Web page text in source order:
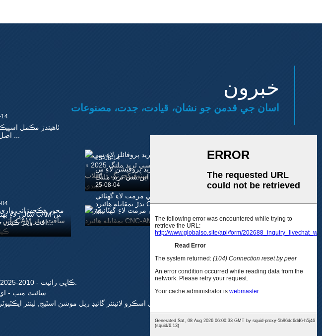
خبرون
اسان جي قدمن جو نشان، قيادت، جدت، مصنوعات
ٺاهيندڙ مڪمل
25-08-14
ڪسٽم ٿريڊ پروفيشن لاءِ س
سي اين سي سيٽ اپ وق
ت کي 50 سيڪڙو ڪيئن گھ
افٽ ويئر ڪيئن چونڊيو...
25-08-04
اوزار جي مرمت لاءِ گھٽائي
ندڙ بمقابله هائبرڊ CNC-A
M
© ڪاپي رائيٽ - 2010-2025: سڀ حق محفوظ آهن.
سائيٽ ميپ -
بال اسڪرو لائينئر گائيڊ ريل موشن اسٽيج لينئر ايڪٽيوٽر